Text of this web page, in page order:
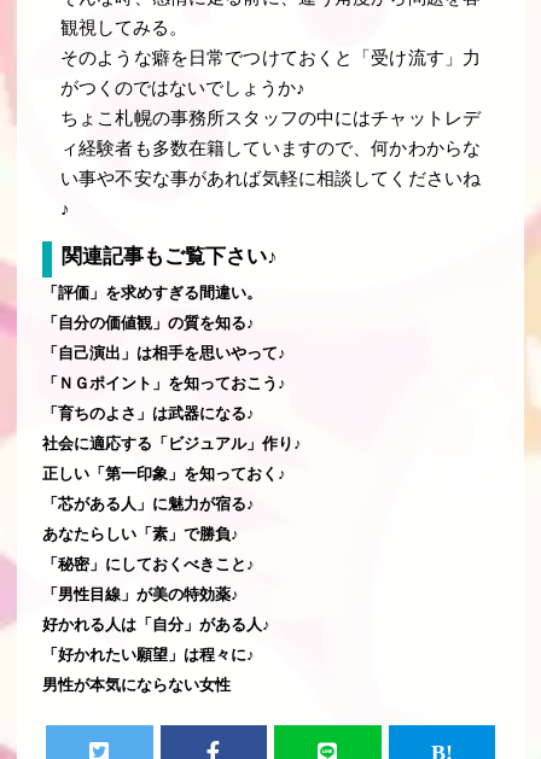
観視してみる。
そのような癖を日常でつけておくと「受け流す」力
がつくのではないでしょうか♪
ちょこ札幌の事務所スタッフの中にはチャットレデ
ィ経験者も多数在籍していますので、何かわからな
い事や不安な事があれば気軽に相談してくださいね
♪
関連記事もご覧下さい♪
「評価」を求めすぎる間違い。
「自分の価値観」の質を知る♪
「自己演出」は相手を思いやって♪
「ＮＧポイント」を知っておこう♪
「育ちのよさ」は武器になる♪
社会に適応する「ビジュアル」作り♪
正しい「第一印象」を知っておく♪
「芯がある人」に魅力が宿る♪
あなたらしい「素」で勝負♪
「秘密」にしておくべきこと♪
「男性目線」が美の特効薬♪
好かれる人は「自分」がある人♪
「好かれたい願望」は程々に♪
男性が本気にならない女性